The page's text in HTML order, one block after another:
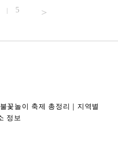
| 5
꽃놀이 축제 총정리｜지역별
정보